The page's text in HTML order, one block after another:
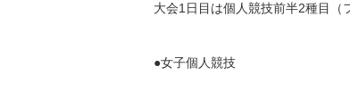
大会1日目は個人競技前半2種目（
●女子個人競技